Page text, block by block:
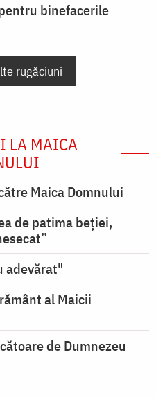
binefacerile
rugăciuni
LA MAICA
Maica Domnului
de patima beției,
adevărat"
al Maicii
de Dumnezeu